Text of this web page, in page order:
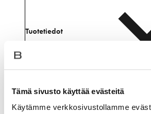
Tämä sivusto käyttää evästeitä
Käytämme verkkosivustollamme
Tuotetiedot